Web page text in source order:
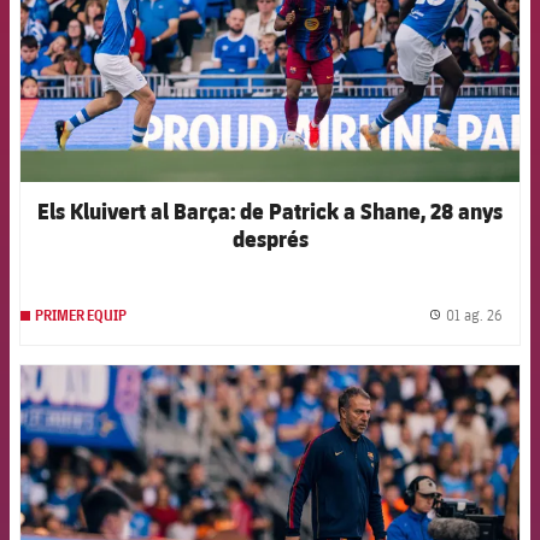
Els Kluivert al Barça: de Patrick a Shane, 28 anys
després
PRIMER EQUIP 01 ag. 26
FCB Barcelona badge